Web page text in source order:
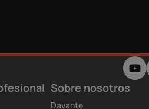
Sobre nosotros
Davante